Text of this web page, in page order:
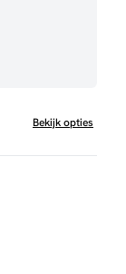
Bekijk opties